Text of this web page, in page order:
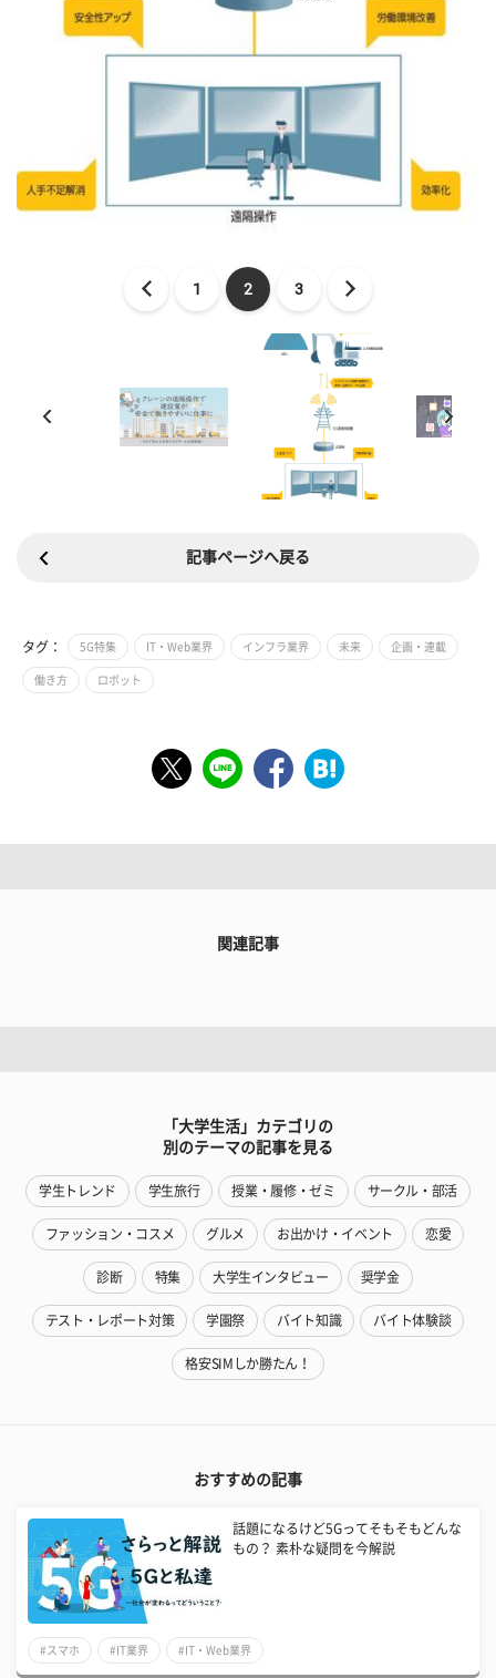
1 2 3
記事ページへ戻る
タグ： 5G特集 IT・Web業界 インフラ業界 未来 企画・連載
働き方 ロボット
関連記事
「大学生活」カテゴリの
別のテーマの記事を見る
学生トレンド 学生旅行 授業・履修・ゼミ サークル・部活
ファッション・コスメ グルメ お出かけ・イベント 恋愛
診断 特集 大学生インタビュー 奨学金
テスト・レポート対策 学園祭 バイト知識 バイト体験談
格安SIMしか勝たん！
おすすめの記事
話題になるけど5Gってそもそもどんな
もの？ 素朴な疑問を今解説
#スマホ #IT業界 #IT・Web業界